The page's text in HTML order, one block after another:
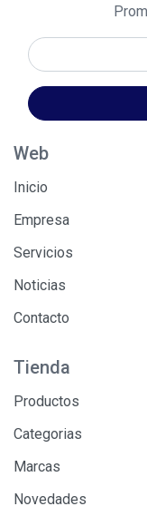
Web
Inicio
Empresa
Servicios
Noticias
Contacto
Tienda
Productos
Categorias
Marcas
Novedades